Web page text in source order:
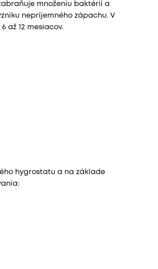
množeniu baktérií a
nepríjemného zápachu. V
až 12 mesiacov.
hygrostatu a na základe